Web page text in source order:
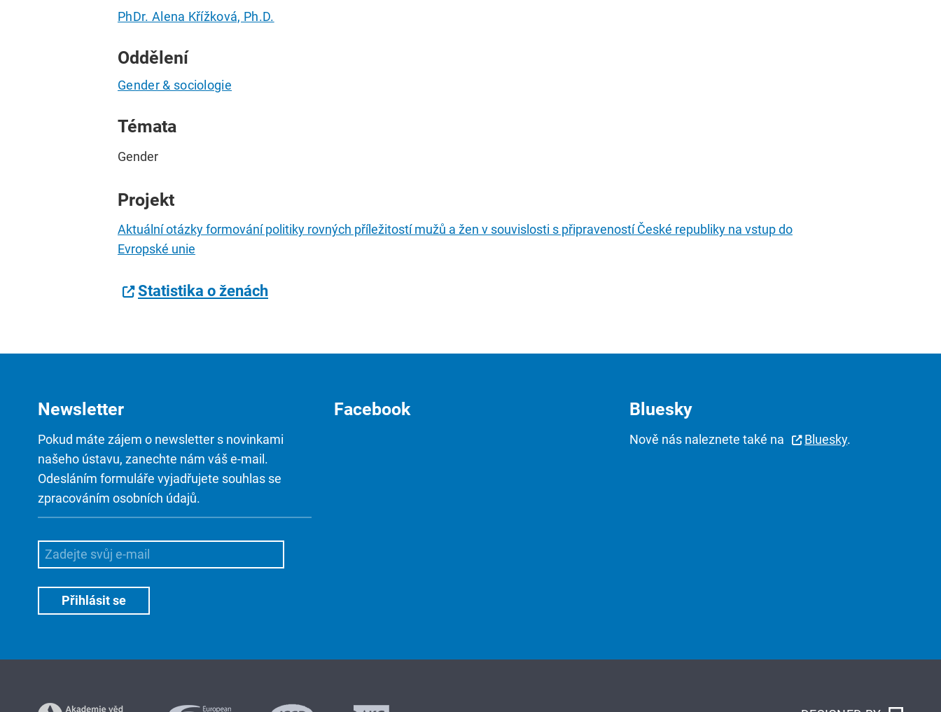
PhDr. Alena Křížková, Ph.D.
Oddělení
Gender & sociologie
Témata
Gender
Projekt
Aktuální otázky formování politiky rovných příležitostí mužů a žen v souvislosti s připraveností České republiky na vstup do
Evropské unie
Statistika o ženách
Newsletter
Pokud máte zájem o newsletter s novinkami
našeho ústavu, zanechte nám váš e-mail.
Odesláním formuláře vyjadřujete souhlas se
zpracováním osobních údajů.
Facebook Bluesky
Nově nás naleznete také na Bluesky.